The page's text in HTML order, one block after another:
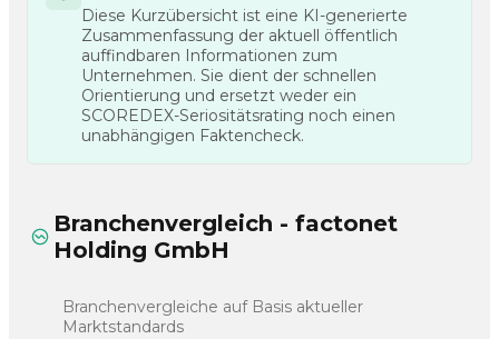
Diese Kurzübersicht ist eine KI-generierte
Zusammenfassung der aktuell öffentlich
auffindbaren Informationen zum
Unternehmen. Sie dient der schnellen
Orientierung und ersetzt weder ein
SCOREDEX-Seriositätsrating noch einen
unabhängigen Faktencheck.
Branchenvergleich - factonet
Holding GmbH
Branchenvergleiche auf Basis aktueller
Marktstandards